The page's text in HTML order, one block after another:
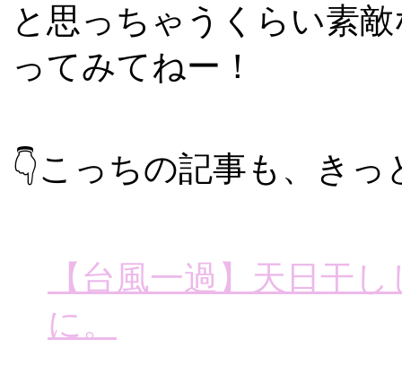
と思っちゃうくらい素
ってみてねー！
👇こっちの記事も、きっ
【台風一過】天日干
に。